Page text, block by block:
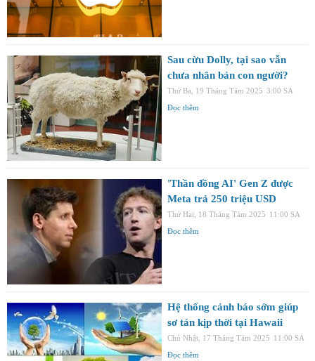
Sau cừu Dolly, tại sao vẫn
chưa nhân bản con người?
Thứ Ba, 19 Tháng Tám 2025 3:00 SA
Đọc thêm
'Thần đồng AI' Gen Z được
Meta trả 250 triệu USD
Thứ Hai, 18 Tháng Tám 2025 11:00 SA
Đọc thêm
Hệ thống cảnh báo sớm giúp
sơ tán kịp thời tại Hawaii
Chủ Nhật, 17 Tháng Tám 2025 11:00 SA
Đọc thêm